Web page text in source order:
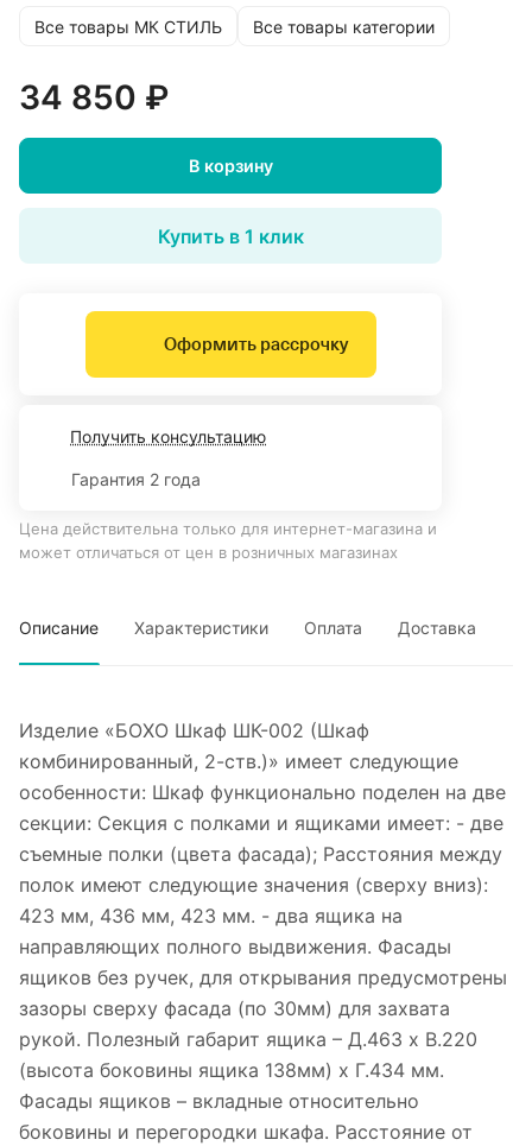
Все товары МК СТИЛЬ Все товары категории
34 850 ₽
В корзину
Купить в 1 клик
Оформить рассрочку
Получить консультацию
Гарантия 2 года
Цена действительна только для интернет-магазина и
может отличаться от цен в розничных магазинах
Описание Характеристики Оплата Доставка
Изделие «БОХО Шкаф ШК-002 (Шкаф
комбинированный, 2-ств.)» имеет следующие
особенности: Шкаф функционально поделен на две
секции: Секция с полками и ящиками имеет: - две
съемные полки (цвета фасада); Расстояния между
полок имеют следующие значения (сверху вниз):
423 мм, 436 мм, 423 мм. - два ящика на
направляющих полного выдвижения. Фасады
ящиков без ручек, для открывания предусмотрены
зазоры сверху фасада (по 30мм) для захвата
рукой. Полезный габарит ящика – Д.463 х В.220
(высота боковины ящика 138мм) х Г.434 мм.
Фасады ящиков – вкладные относительно
боковины и перегородки шкафа. Расстояние от